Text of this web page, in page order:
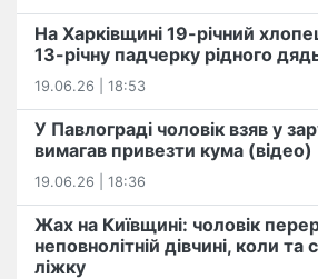
На Харківщині 19-річний
13-річну падчерку рідного
19.06.26 | 18:53
У Павлограді чоловік взяв у
вимагав привезти кума (відео)
19.06.26 | 18:36
Жах на Київщині: чоловік
неповнолітній дівчині, коли та
ліжку